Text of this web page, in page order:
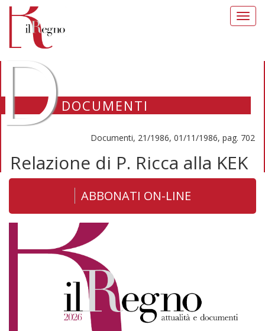
DOCUMENTI
Documenti, 21/1986, 01/11/1986, pag. 702
Relazione di P. Ricca alla KEK
ABBONATI ON-LINE